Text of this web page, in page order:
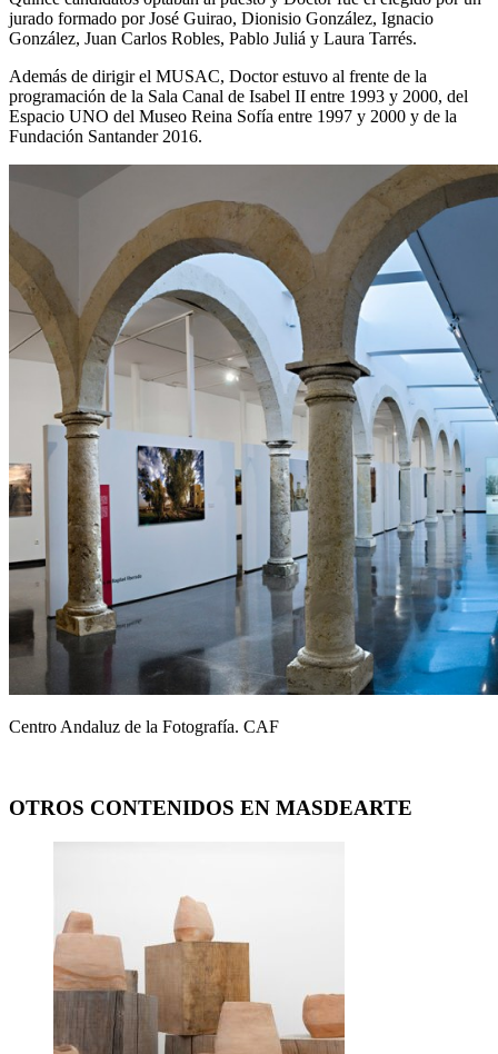
jurado formado por José Guirao, Dionisio González, Ignacio
González, Juan Carlos Robles, Pablo Juliá y Laura Tarrés.
Además de dirigir el MUSAC, Doctor estuvo al frente de la
programación de la Sala Canal de Isabel II entre 1993 y 2000, del
Espacio UNO del Museo Reina Sofía entre 1997 y 2000 y de la
Fundación Santander 2016.
Centro Andaluz de la Fotografía. CAF
OTROS CONTENIDOS EN MASDEARTE